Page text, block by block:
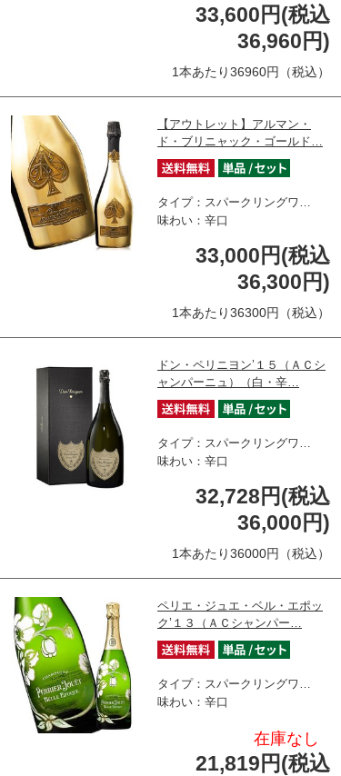
33,600円(税込
36,960円)
1本あたり36960円（税込）
【アウトレット】アルマン・
ド・ブリニャック・ゴールド…
タイプ：スパークリングワ…
味わい：辛口
33,000円(税込
36,300円)
1本あたり36300円（税込）
ドン・ペリニヨン’１５（ＡＣシ
ャンパーニュ）（白・辛…
タイプ：スパークリングワ…
味わい：辛口
32,728円(税込
36,000円)
1本あたり36000円（税込）
ペリエ・ジュエ・ベル・エポッ
ク’１３（ＡＣシャンパー…
タイプ：スパークリングワ…
味わい：辛口
在庫なし
21,819円(税込